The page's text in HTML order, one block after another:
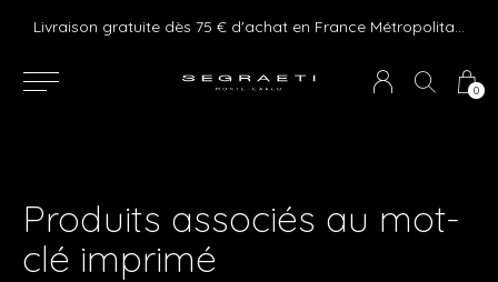
0
Livraison gratuite dès 75 € d'achat en France Métropolitaine et Monaco (hors mobilier)
Produits associés au mot-
clé imprimé